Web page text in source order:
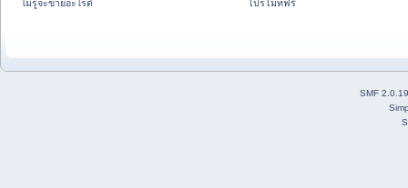
ไม่รู้จะขายอะไรดี
โปรโมทฟรี
SMF 2.0.19